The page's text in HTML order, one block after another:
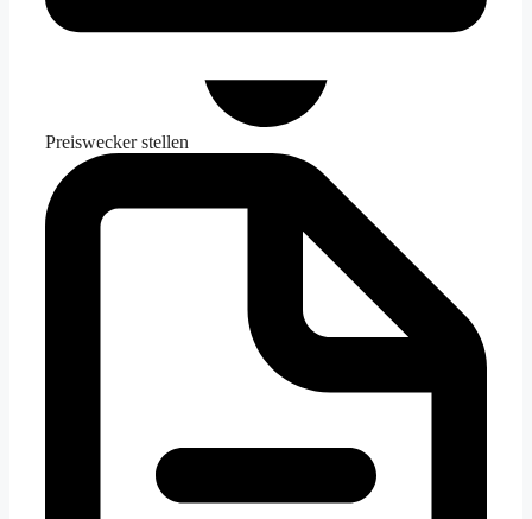
Preiswecker stellen